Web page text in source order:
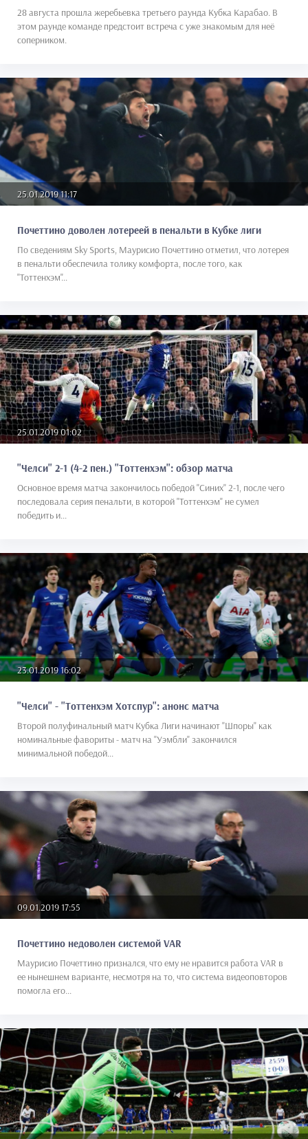
28 августа прошла жеребьевка третьего раунда Кубка Карабао. В
этом раунде команде предстоит встреча с уже знакомым для неё
соперником.
25.01.2019 11:17
Почеттино доволен лотереей в пенальти в Кубке лиги
По сведениям Sky Sports, Маурисио Почеттино отметил, что лотерея
в пенальти обеспечила толику комфорта, после того, как
"Тоттенхэм"...
25.01.2019 01:02
"Челси" 2-1 (4-2 пен.) "Тоттенхэм": обзор матча
Основное время матча закончилось победой "Синих" 2-1, после чего
последовала серия пенальти, в которой "Тоттенхэм" не сумел
победить и...
23.01.2019 16:02
"Челси" - "Тоттенхэм Хотспур": анонс матча
Второй полуфинальный матч Кубка Лиги начинают "Шпоры" как
номинальные фавориты - матч на "Уэмбли" закончился
минимальной победой...
09.01.2019 17:55
Почеттино недоволен системой VAR
Маурисио Почеттино признался, что ему не нравится работа VAR в
ее нынешнем варианте, несмотря на то, что система видеоповторов
помогла его...